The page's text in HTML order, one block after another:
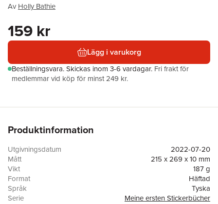
Av Holly Bathie
159 kr
Lägg i varukorg
Beställningsvara.Skickas inom 3-6 vardagar. Fri frakt för
medlemmar vid köp för minst 249 kr.
Produktinformation
Utgivningsdatum
2022-07-20
Mått
215 x 269 x 10 mm
Vikt
187 g
Format
Häftad
Språk
Tyska
Serie
Meine ersten Stickerbücher